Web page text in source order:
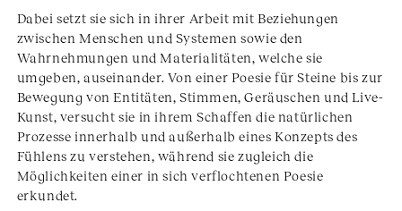
Dabei setzt sie sich in ihrer Arbeit mit Beziehungen
zwischen Menschen und Systemen sowie den
Wahrnehmungen und Materialitäten, welche sie
umgeben, auseinander. Von einer Poesie für Steine bis zur
Bewegung von Entitäten, Stimmen, Geräuschen und Live-
Kunst, versucht sie in ihrem Schaffen die natürlichen
Prozesse innerhalb und außerhalb eines Konzepts des
Fühlens zu verstehen, während sie zugleich die
Möglichkeiten einer in sich verflochtenen Poesie
erkundet.